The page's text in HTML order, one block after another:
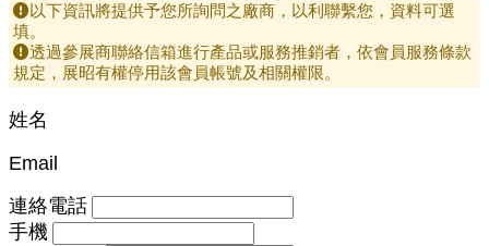
以下資訊將提供予您所詢問之廠商，以利聯繫您，資料可選
填。
透過參展商聯絡信箱進行產品或服務推銷者，依會員服務條款
規定，展昭有權停用該會員帳號及相關權限。
姓名
Email
連絡電話
手機